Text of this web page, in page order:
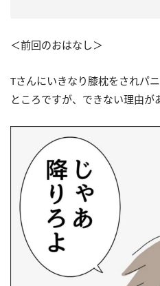
＜前回のおはなし＞
Tさんにいきなり膝枕をされパ
ところですが、できない理由が